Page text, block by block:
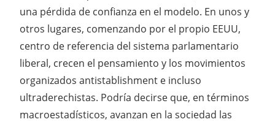
una pérdida de confianza en el modelo. En unos y
otros lugares, comenzando por el propio EEUU,
centro de referencia del sistema parlamentario
liberal, crecen el pensamiento y los movimientos
organizados antistablishment e incluso
ultraderechistas. Podría decirse que, en términos
macroestadísticos, avanzan en la sociedad las